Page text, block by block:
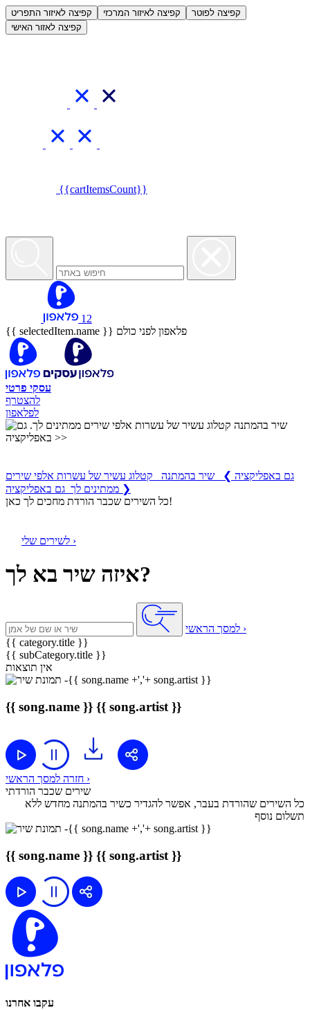
קפיצה לאיזור התפריט קפיצה לאיזור המרכזי
קפיצה לפוטר
קפיצה לאזור האישי
{{cartItemsCount}}
12
{{ selectedItem.name }} פלאפון לפני כולם
עסקי פרטי
להצטרף
לפלאפון
גם באפליקציה ❯
שיר בהמתנה קטלוג עשיר של עשרות אלפי שירים
ממתינים לך גם באפליקציה ❯
כל השירים שכבר הורדת מחכים לך כאן!
לשירים שלי ›
איזה שיר בא לך?
למסך הראשי ›
{{ category.title }}
{{ subCategory.title }}
אין תוצאות
{{ song.name }} {{ song.artist }}
חזרה למסך הראשי ›
שירים שכבר הורדתי
כל השירים שהורדת בעבר, אפשר להגדיר כשיר בהמתנה מחדש ללא
תשלום נוסף
{{ song.name }} {{ song.artist }}
עקבו אחרנו